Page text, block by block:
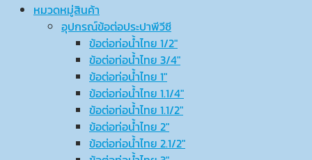
หมวดหมู่สินค้า
อุปกรณ์ข้อต่อประปาพีวีซี
ข้อต่อท่อน้ำไทย 1/2″
ข้อต่อท่อน้ำไทย 3/4″
ข้อต่อท่อน้ำไทย 1″
ข้อต่อท่อน้ำไทย 1.1/4″
ข้อต่อท่อน้ำไทย 1.1/2″
ข้อต่อท่อน้ำไทย 2″
ข้อต่อท่อน้ำไทย 2.1/2″